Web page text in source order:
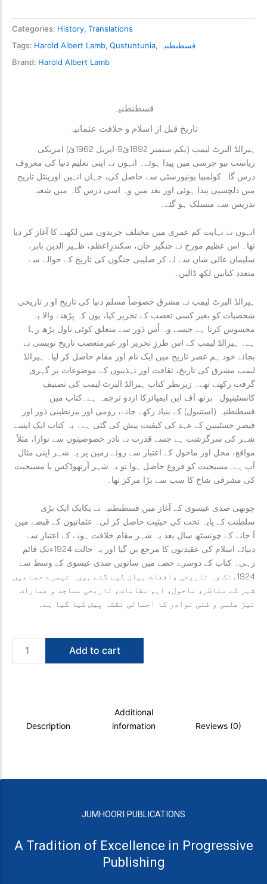
Categories: History, Translations
Tags: Harold Albert Lamb, Qustuntunia,
قسطنطنیہ
Brand: Harold Albert Lamb
قسطنطنیہ
تاریخ قبل از اسلام و خلافت عثمانیہ
ہیرالڈ البرٹ لیمب (یکم ستمبر 1892ئ9-اپریل 1962ئ) امریکی
ریاست نیو جرسی میں پیدا ہوئے۔ انہوں نے اپنی تعلیم دنیا کی معروف
درس گاہ کولمبیا یونیورسٹی سے حاصل کی، جہاں انہیں اورینٹل تاریخ
میں دلچسپی پیدا ہوئی اور بعد میں وہ اسی درس گاہ میں شعبہ
تدریس سے منسلک ہو گئے۔
انہوں نے نہایت کم عمری میں مختلف جریدوں میں لکھنے کا آغاز کر دیا
تھا۔ اس عظیم مورخ نے چنگیز خان، سکندرِاعظم، ظہیر الدین بابر،
سلیمان عالی شان سے لے کر صلیبی جنگوں کی تاریخ کے حوالے سے
متعدد کتابیں لکھ ڈالیں۔
ہیرالڈ البرٹ لیمب نے مشرق خصوصاً مسلم دنیا کی تاریخ او ر تاریخی
شخصیات کو بغیر کسی تعصب کے تحریر کیا، یوں کہ پڑھنے والا یہ
محسوس کرتا ہے جیسے وہ اُس دَور سے متعلق کوئی ناول پڑھ رہا
ہے۔ ہیرالڈ لیمب کے اس طرزِ تحریر اور غیرمتعصب تاریخ نویسی نے
بجائے خود ہم عصر تاریخ میں ایک نام اور مقام حاصل کر لیا۔ ہیرالڈ
لیمب مشرق کی تاریخ، ثقافت اور تہذیبوں کے موضوعات پر گہری
گرفت رکھتے تھے۔ زیرنظر کتاب ہیرالڈ البرٹ لیمب کی تصنیف
کانسٹینپول : برتھ آف این ایمپائرکا اردو ترجمہ ہے۔کتاب میں
قسطنطنیہ (استنبول) کے بنیاد رکھے جانے، رومی اور بیزنطینی دَور اور
قیصر جسٹینین کے عہد کی کیفیت پیش کی گئی ہے۔ یہ کتاب ایک ایسے
شہر کی سرگزشت ہے جسے قدرت نے نادر خصوصیتوں سے نوازا، مثلاً
مواقع، محل اور ماحول کے اعتبار سے روئے زمین پر یہ شہر اپنی مثال
آپ ہے۔مسیحیت کو فروغ حاصل ہوا تو یہ شہر آرتھوڈکس یا مسیحیت
کی مشرقی شاخ کا سب سے بڑا مرکز تھا۔
چوتھی صدی عیسوی کے آغاز میں قسطنطنیہ نے یکایک ایک بڑی
سلطنت کے پایہ تخت کی حیثیت حاصل کر لی۔ عثمانیوں کے قبضے میں
آ جانے کے چونسٹھ سال بعد یہ شہر مقام خلافت ہونے کے اعتبار سے
دنیائے اسلام کی عقیدتوں کا مرجع بن گیا اور یہ حالت 1924ءتک قائم
رہی۔ کتاب کے دوسرے حصے میں ساتویں صدی عیسوی کے وسط سے
1924ءتک وہ تاریخی واقعات بیان کیے گئے ہیں۔ تیسرے حصے میں
شہر کے مناظر، ماحول، اہم مقامات، تاریخی مساجد و عمارات
نیز علمی و فنی نوادر کا اجمالی نقشہ پیش کیا گیا ہے۔
quantity
Add to cart
Description
Additional
information
Reviews (0)
JUMHOORI PUBLICATIONS
A Tradition of Excellence in Progressive
Publishing